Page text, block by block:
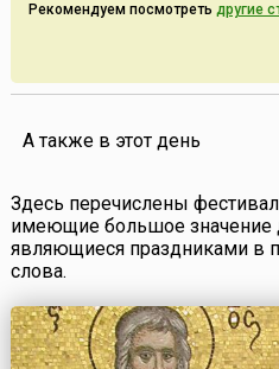
Рекомендуем посмотреть другие
А также в этот день
Здесь перечислены
имеющие большое значение
являющиеся праздниками в
слова.